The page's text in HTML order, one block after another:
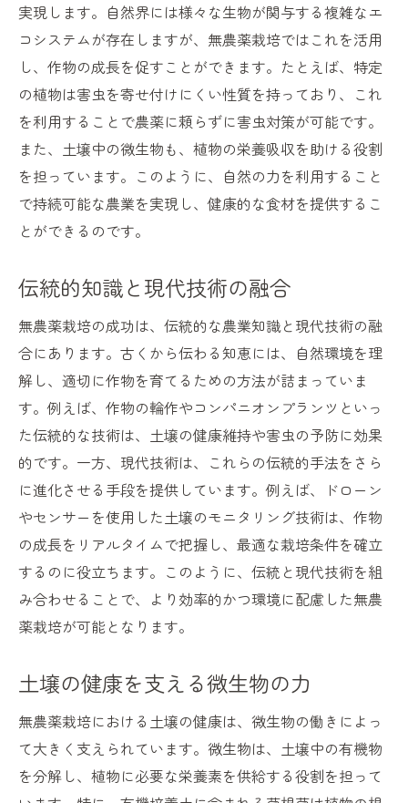
実現します。自然界には様々な生物が関与する複雑なエ
コシステムが存在しますが、無農薬栽培ではこれを活用
し、作物の成長を促すことができます。たとえば、特定
の植物は害虫を寄せ付けにくい性質を持っており、これ
を利用することで農薬に頼らずに害虫対策が可能です。
また、土壌中の微生物も、植物の栄養吸収を助ける役割
を担っています。このように、自然の力を利用すること
で持続可能な農業を実現し、健康的な食材を提供するこ
とができるのです。
伝統的知識と現代技術の融合
無農薬栽培の成功は、伝統的な農業知識と現代技術の融
合にあります。古くから伝わる知恵には、自然環境を理
解し、適切に作物を育てるための方法が詰まっていま
す。例えば、作物の輪作やコンパニオンプランツといっ
た伝統的な技術は、土壌の健康維持や害虫の予防に効果
的です。一方、現代技術は、これらの伝統的手法をさら
に進化させる手段を提供しています。例えば、ドローン
やセンサーを使用した土壌のモニタリング技術は、作物
の成長をリアルタイムで把握し、最適な栽培条件を確立
するのに役立ちます。このように、伝統と現代技術を組
み合わせることで、より効率的かつ環境に配慮した無農
薬栽培が可能となります。
土壌の健康を支える微生物の力
無農薬栽培における土壌の健康は、微生物の働きによっ
て大きく支えられています。微生物は、土壌中の有機物
を分解し、植物に必要な栄養素を供給する役割を担って